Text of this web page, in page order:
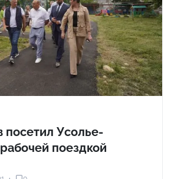
посетил Усолье-
поездкой